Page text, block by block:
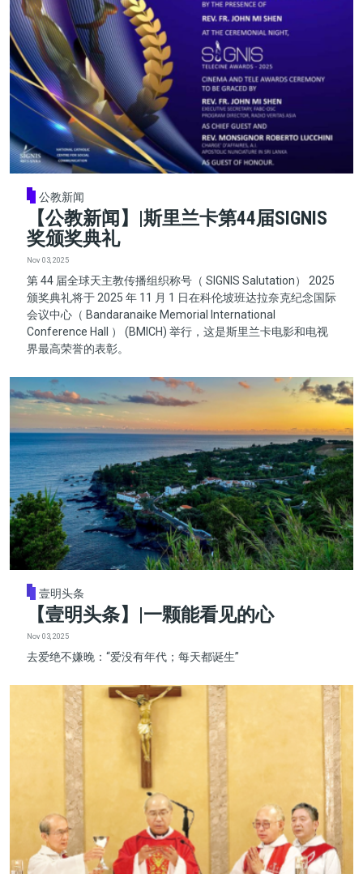
公教新闻
【公教新闻】|斯里兰卡第44届SIGNIS
奖颁奖典礼
Nov 03, 2025
第 44 届全球天主教传播组织称号（ SIGNIS Salutation） 2025
颁奖典礼将于 2025 年 11 月 1 日在科伦坡班达拉奈克纪念国际
会议中心（ Bandaranaike Memorial International
Conference Hall ） (BMICH) 举行，这是斯里兰卡电影和电视
界最高荣誉的表彰。
壹明头条
【壹明头条】|一颗能看见的心
Nov 03, 2025
去爱绝不嫌晚：“爱没有年代；每天都诞生”